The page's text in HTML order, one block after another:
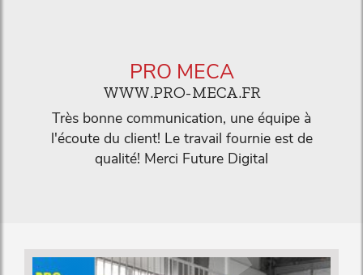
PRO MECA
WWW.PRO-MECA.FR
Très bonne communication, une équipe à
l'écoute du client! Le travail fournie est de
qualité! Merci Future Digital